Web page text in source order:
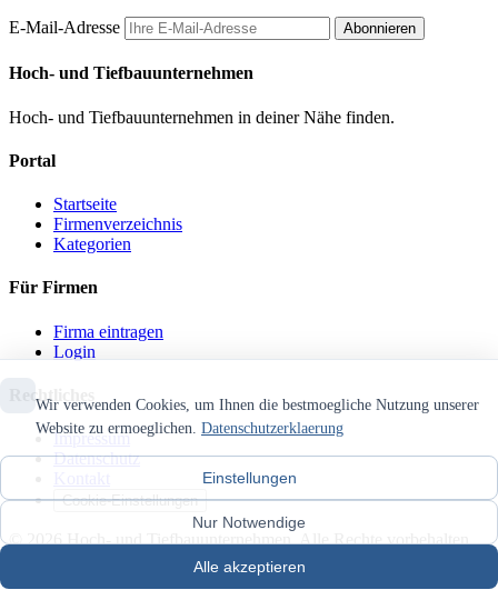
E-Mail-Adresse Abonnieren
Hoch- und Tiefbauunternehmen
Hoch- und Tiefbauunternehmen in deiner Nähe finden.
Portal
Startseite
Firmenverzeichnis
Kategorien
Für Firmen
Firma eintragen
Login
Rechtliches
Impressum
Datenschutz
Cookie-Einstellungen
© 2026 Hoch- und Tiefbauunternehmen. Alle Rechte vorbehalten.
für lokale Unternehmen
Wir verwenden Cookies, um Ihnen die bestmoegliche Nutzung unserer
Website zu ermoeglichen. Datenschutzerklaerung
Einstellungen
Nur Notwendige
Alle akzeptieren